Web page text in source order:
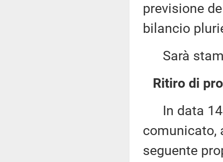
previsione
bilancio
Sarà
Ritiro di
In data 14
comunicato,
seguente